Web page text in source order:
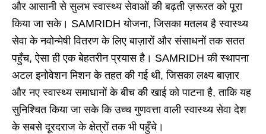
और आसानी से सुलभ स्वास्थ्य सेवाओं की बढ़ती ज़रूरत को पूरा
किया जा सके। SAMRIDH योजना, जिसका मतलब है स्वास्थ्य
सेवा के नवोन्मेषी वितरण के लिए बाज़ारों और संसाधनों तक सतत
पहुँच, ऐसा ही एक बेहतरीन प्रयास है। SAMRIDH की स्थापना
अटल इनोवेशन मिशन के तहत की गई थी, जिसका लक्ष्य बाज़ार
और नए स्वास्थ्य समाधानों के बीच की खाई को पाटना है, ताकि यह
सुनिश्चित किया जा सके कि उच्च गुणवत्ता वाली स्वास्थ्य सेवा देश
के सबसे दूरदराज के क्षेत्रों तक भी पहुँचे।